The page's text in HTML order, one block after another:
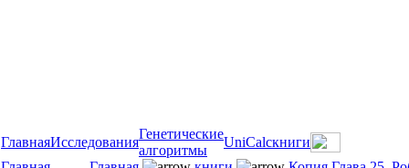
ГлавнаяИсследования
Генетические
алгоритмы
UniCalcкниги